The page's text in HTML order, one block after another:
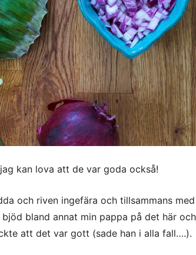
kan lova att de var goda också!
och riven ingefära och tillsammans
bland annat min pappa på det här
att det var gott (sade han i alla fall….).